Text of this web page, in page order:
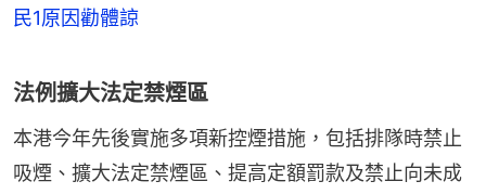
民1原因勸體諒
法例擴大法定禁煙區
本港今年先後實施多項新控煙措施，包括排隊時禁止
吸煙、擴大法定禁煙區、提高定額罰款及禁止向未成